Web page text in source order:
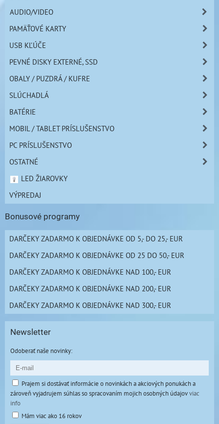
AUDIO/VIDEO
PAMÄŤOVÉ KARTY
USB KĽÚČE
PEVNÉ DISKY EXTERNÉ, SSD
OBALY / PUZDRÁ / KUFRE
SLÚCHADLÁ
BATÉRIE
MOBIL / TABLET PRÍSLUŠENSTVO
PC PRÍSLUŠENSTVO
OSTATNÉ
LED ŽIAROVKY
VÝPREDAJ
Bonusové programy
DARČEKY ZADARMO K OBJEDNÁVKE OD 5,- DO 25,- EUR
DARČEKY ZADARMO K OBJEDNÁVKE OD 25 DO 50,- EUR
DARČEKY ZADARMO K OBJEDNÁVKE NAD 100,- EUR
DARČEKY ZADARMO K OBJEDNÁVKE NAD 200,- EUR
DARČEKY ZADARMO K OBJEDNÁVKE NAD 300,- EUR
Newsletter
Odoberať naše novinky:
Prajem si dostávať informácie o novinkách a akciových ponukách a
zároveň vyjadrujem súhlas so spracovaním mojich osobných údajovviac
info
Mám viac ako 16 rokov